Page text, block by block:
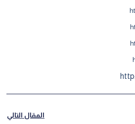
المقال التالي